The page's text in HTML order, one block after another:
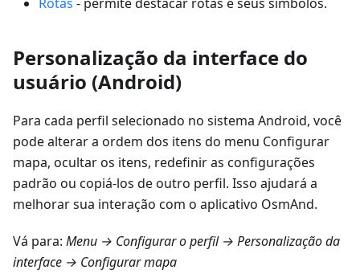
Personalização da interface do
usuário (Android)
Para cada perfil selecionado no sistema Android, você
pode alterar a ordem dos itens do menu Configurar
mapa, ocultar os itens, redefinir as configurações
padrão ou copiá-los de outro perfil. Isso ajudará a
melhorar sua interação com o aplicativo OsmAnd.
Vá para: Menu → Configurar o perfil → Personalização da
interface → Configurar mapa